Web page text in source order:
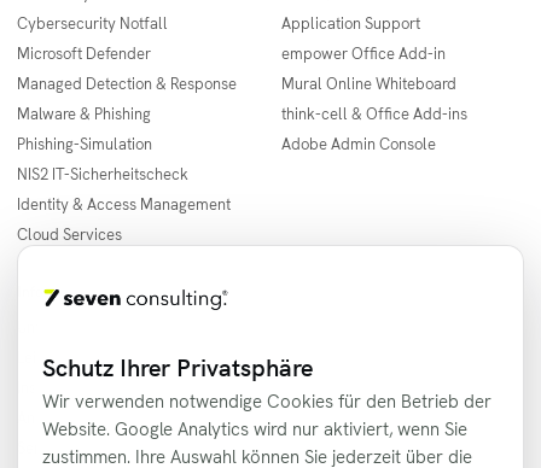
Cybersecurity Notfall
Microsoft Defender
Managed Detection & Response
Malware & Phishing
Phishing-Simulation
NIS2 IT-Sicherheitscheck
Identity & Access Management
Cloud Services
Application Support
empower Office Add-in
Mural Online Whiteboard
think-cell & Office Add-ins
Adobe Admin Console
Informationen
Leistungen
Service Desk
Hamburg
Frankfurt
Schutz Ihrer Privatsphäre
Wir verwenden notwendige Cookies für den Betrieb der
Website. Google Analytics wird nur aktiviert, wenn Sie
zustimmen. Ihre Auswahl können Sie jederzeit über die